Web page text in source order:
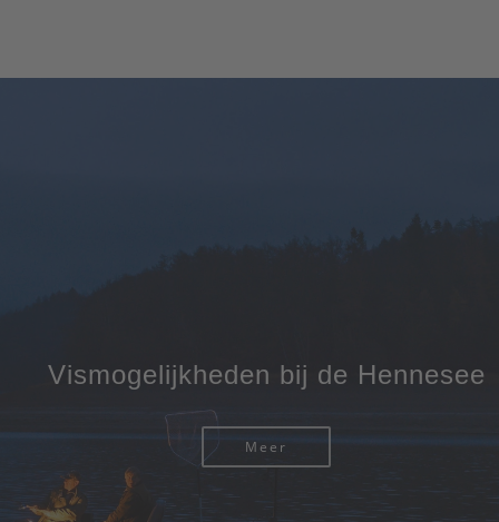
Vismogelijkheden bij de Hennesee
Meer